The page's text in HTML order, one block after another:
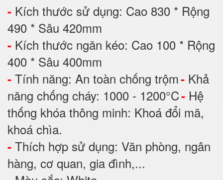
- Kích thước sử dụng: Cao 830 * Rộng
490 * Sâu 420mm
- Kích thước ngăn kéo: Cao 100 * Rộng
400 * Sâu 400mm
- Tính năng: An toàn chống trộm- Khả
năng chống cháy: 1000 - 1200°C- Hệ
thống khóa thông minh: Khoá đổi mã,
khoá chìa.
- Thích hợp sử dụng: Văn phòng, ngân
hàng, cơ quan, gia đình,...